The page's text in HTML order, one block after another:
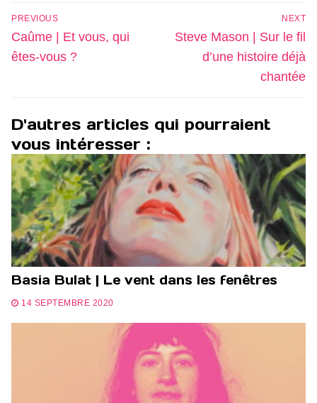
Navigation
de
l’article
PREVIOUS
Previous
post:
Caûme | Et vous, qui
êtes-vous ?
NEXT
Next
Steve Mason | Sur le fil
d’une histoire déjà
chantée
D'autres articles qui pourraient
vous intéresser :
Basia Bulat | Le vent dans les fenêtres
14 SEPTEMBRE 2020